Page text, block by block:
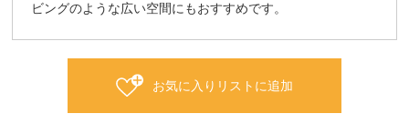
ビングのような広い空間にもおすすめです。
お気に入りリストに追加